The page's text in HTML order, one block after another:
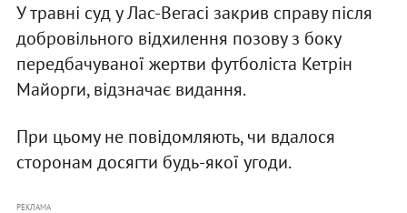
У травні суд у Лас-Вегасі закрив справу після
добровільного відхилення позову з боку
передбачуваної жертви футболіста Кетрін
Майорги, відзначає видання.
При цьому не повідомляють, чи вдалося
сторонам досягти будь-якої угоди.
РЕКЛАМА